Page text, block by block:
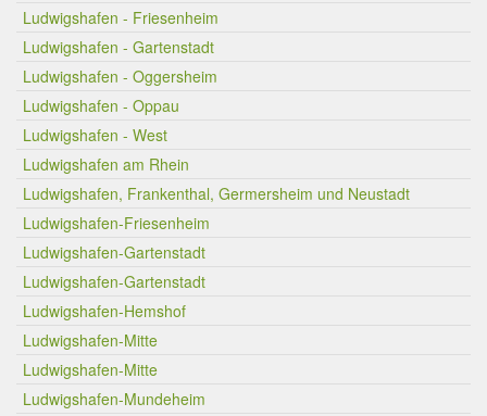
Ludwigshafen - Friesenheim
Ludwigshafen - Gartenstadt
Ludwigshafen - Oggersheim
Ludwigshafen - Oppau
Ludwigshafen - West
Ludwigshafen am Rhein
Ludwigshafen, Frankenthal, Germersheim und Neustadt
Ludwigshafen-Friesenheim
Ludwigshafen-Gartenstadt
Ludwigshafen-Gartenstadt
Ludwigshafen-Hemshof
Ludwigshafen-Mitte
Ludwigshafen-Mitte
Ludwigshafen-Mundeheim